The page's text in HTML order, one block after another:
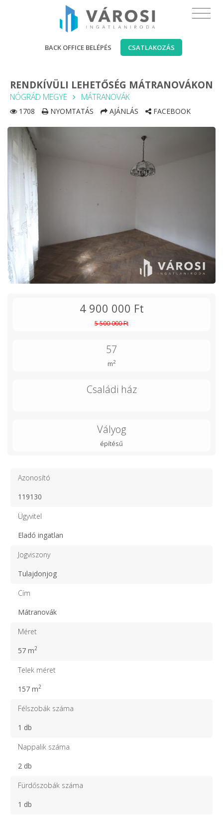
BACK OFFICE BELÉPÉS CSATLAKOZÁS
RENDKÍVÜLI LEHETŐSÉG MÁTRANOVÁKON
NÓGRÁD MEGYE MÁTRANOVÁK
1708 NYOMTATÁS AJÁNLÁS FACEBOOK
4 900 000 Ft
5 500 000 Ft
57
m2
Családi ház
Vályog
építésű
Azonosító
119130
Ügyvitel
Eladó ingatlan
Jogviszony
Tulajdonjog
Cím
Mátranovák
Méret
57 m2
Telek méret
157 m2
Félszobák száma
1 db
Nappalik száma
2 db
Fürdőszobák száma
1 db